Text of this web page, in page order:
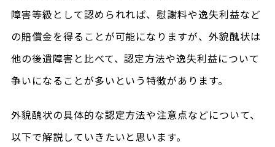
障害等級として認められれば、慰謝料や逸失利益など
の賠償金を得ることが可能になりますが、外貌醜状は
他の後遺障害と比べて、認定方法や逸失利益について
争いになることが多いという特徴があります。
外貌醜状の具体的な認定方法や注意点などについて、
以下で解説していきたいと思います。